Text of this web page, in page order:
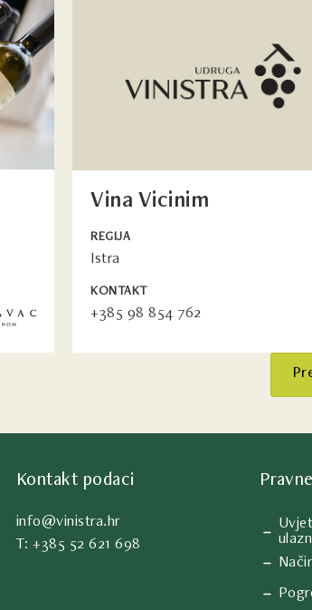
Vina Vicinim
REGIJA
Istra
KONTAKT
+385 98 854 762
Kontakt podaci
info@vinistra.hr
T: +385 52 621 698